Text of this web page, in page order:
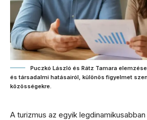
Puczkó László és Rátz Tamara
és társadalmi hatásairól, különös figyelmet
közösségekre.
A turizmus az egyik